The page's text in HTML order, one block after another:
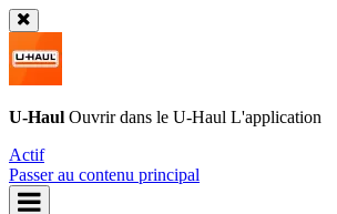
U-Haul Ouvrir dans le U-Haul L'application
Actif
Passer au contenu principal